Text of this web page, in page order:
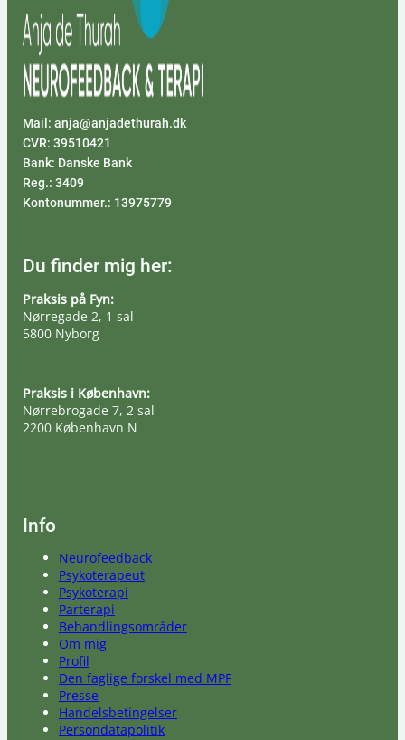
Mail: anja@anjadethurah.dk
CVR: 39510421
Bank: Danske Bank
Reg.: 3409
Kontonummer.: 13975779
Du finder mig her:
Praksis på Fyn:
Nørregade 2, 1 sal
5800 Nyborg
Praksis i København:
Nørrebrogade 7, 2 sal
2200 København N
Info
Neurofeedback
Psykoterapeut
Psykoterapi
Parterapi
Behandlingsområder
Om mig
Profil
Den faglige forskel med MPF
Presse
Handelsbetingelser
Persondatapolitik